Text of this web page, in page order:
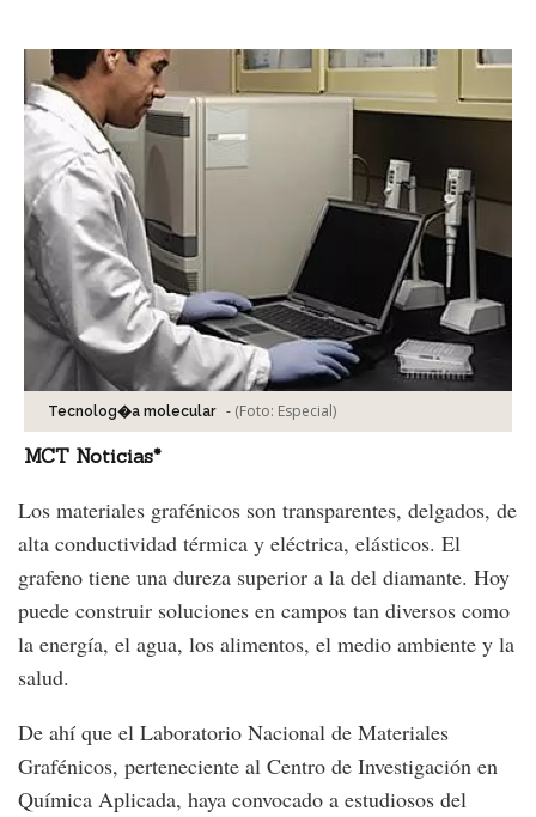
Tecnolog�a molecular - (Foto: Especial)
MCT Noticias*
Los materiales grafénicos son transparentes, delgados, de
alta conductividad térmica y eléctrica, elásticos. El
grafeno tiene una dureza superior a la del diamante. Hoy
puede construir soluciones en campos tan diversos como
la energía, el agua, los alimentos, el medio ambiente y la
salud.
De ahí que el Laboratorio Nacional de Materiales
Grafénicos, perteneciente al Centro de Investigación en
Química Aplicada, haya convocado a estudiosos del